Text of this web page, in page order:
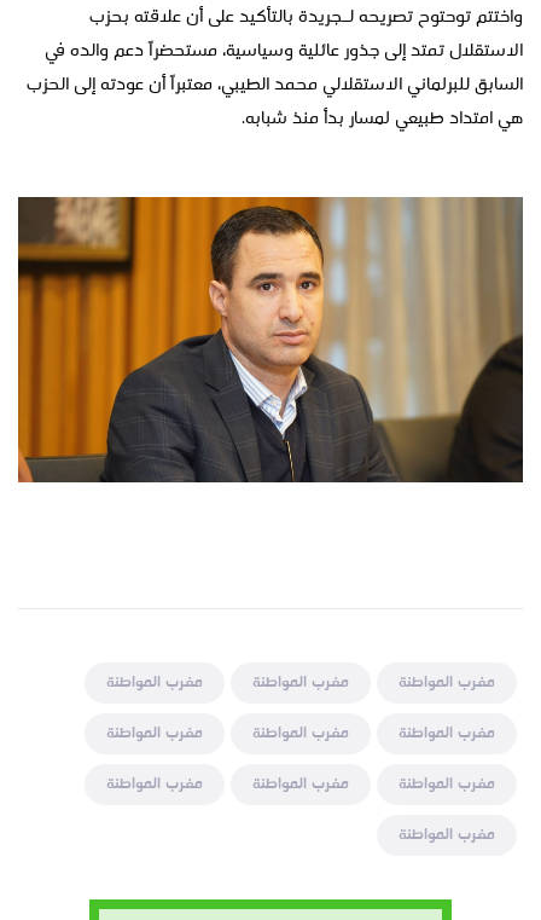
واختتم توحتوح تصريحه لـجريدة بالتأكيد على أن علاقته بحزب
الاستقلال تمتد إلى جذور عائلية وسياسية، مستحضراً دعم والده في
السابق للبرلماني الاستقلالي محمد الطيبي، معتبراً أن عودته إلى الحزب
هي امتداد طبيعي لمسار بدأ منذ شبابه.
مغرب المواطنة مغرب المواطنة
مغرب المواطنة
مغرب المواطنة
مغرب المواطنة
مغرب المواطنة
مغرب المواطنة
مغرب المواطنة
مغرب المواطنة
مغرب المواطنة